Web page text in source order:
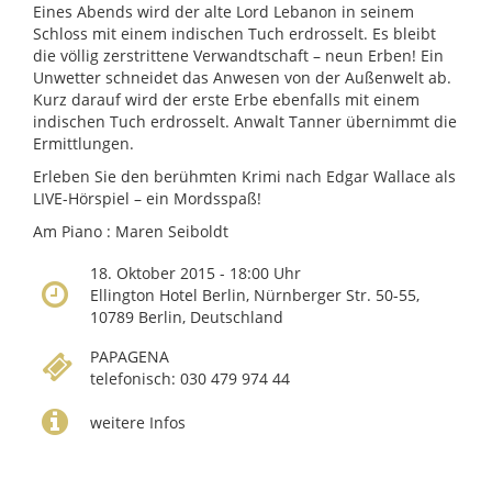
Eines Abends wird der alte Lord Lebanon in seinem
Schloss mit einem indischen Tuch erdrosselt. Es bleibt
die völlig zerstrittene Verwandtschaft – neun Erben! Ein
Unwetter schneidet das Anwesen von der Außenwelt ab.
Kurz darauf wird der erste Erbe ebenfalls mit einem
indischen Tuch erdrosselt. Anwalt Tanner übernimmt die
Ermittlungen.
Erleben Sie den berühmten Krimi nach Edgar Wallace als
LIVE-Hörspiel – ein Mordsspaß!
Am Piano : Maren Seiboldt
18. Oktober 2015 - 18:00 Uhr
Ellington Hotel Berlin, Nürnberger Str. 50-55,
10789 Berlin, Deutschland
PAPAGENA
telefonisch: 030 479 974 44
weitere Infos